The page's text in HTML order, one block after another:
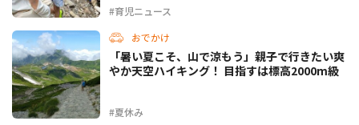
#育児ニュース
おでかけ
#夏休み
「暑い夏こそ、山で涼もう」親子で行きたい爽
やか天空ハイキング！ 目指すは標高2000m級